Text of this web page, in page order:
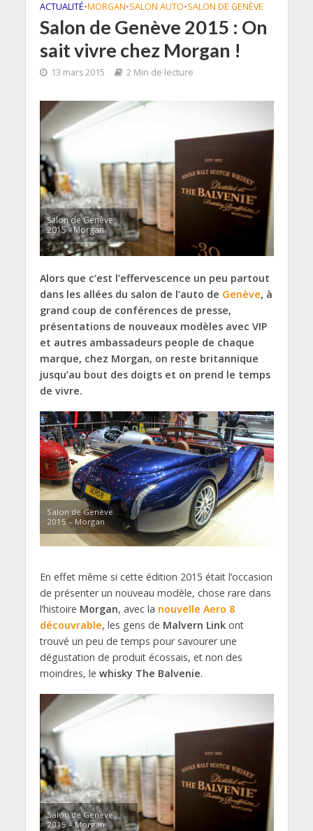
ACTUALITÉ•MORGAN•SALON AUTO•SALON DE GENÈVE
Salon de Genève 2015 : On
sait vivre chez Morgan !
13 mars 2015 2 Min de lecture
Salon de Genève
2015 - Morgan
Alors que c’est l’effervescence un peu partout
dans les allées du salon de l’auto de Genève, à
grand coup de conférences de presse,
présentations de nouveaux modèles avec VIP
et autres ambassadeurs people de chaque
marque, chez Morgan, on reste britannique
jusqu’au bout des doigts et on prend le temps
de vivre.
Salon de Genève
2015 – Morgan
En effet même si cette édition 2015 était l’occasion
de présenter un nouveau modèle, chose rare dans
l’histoire Morgan, avec la nouvelle Aero 8
découvrable, les gens de Malvern Linkont
trouvé un peu de temps pour savourer une
dégustation de produit écossais, et non des
moindres, le whisky The Balvenie.
Salon de Genève
2015 – Morgan